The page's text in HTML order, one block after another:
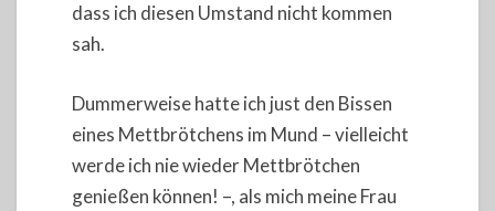
dass ich diesen Umstand nicht kommen
sah.
Dummerweise hatte ich just den Bissen
eines Mettbrötchens im Mund – vielleicht
werde ich nie wieder Mettbrötchen
genießen können! –, als mich meine Frau